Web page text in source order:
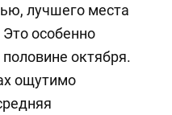
лучшего места
особенно
октября.
ощутимо